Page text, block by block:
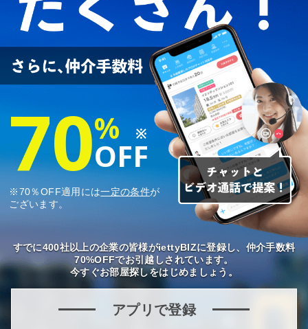
70%
OFF
※
※70％OFF適用には一定の条件が
ございます。
すでに400社以上の企業の皆様がiettyBIZに登録し、仲介手数料
70%OFFでお引越しされています。
今すぐお部屋探しをはじめましょう。
アプリで登録